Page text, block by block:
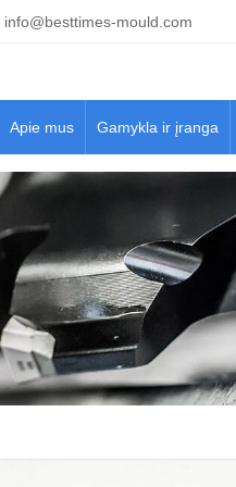
info@besttimes-mould.com
Apie mus Gamykla ir įranga